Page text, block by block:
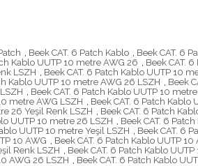
Beek CAT. 6 Patch Kablo Beek CAT. 6
Kablo UUTP 10 metre AWG 26 Beek CAT.
LSZH
Beek CAT. 6 Patch Kablo UUTP 10
Kablo UUTP 10 metre AWG 26 LSZH Beek
Beek CAT. 6 Patch Kablo UUTP 10
metre AWG LSZH Beek CAT. 6 Patch Kablo
26 Yeşil Renk LSZH Beek CAT. 6 Patch
UUTP 10 metre 26 LSZH Beek CAT. 6
UUTP 10 metre Yeşil LSZH Beek CAT. 6
10 AWG Beek CAT. 6 Patch Kablo UUTP 10
Renk LSZH
Beek CAT. 6 Patch Kablo
AWG 26 LSZH Beek CAT. 6 Patch Kablo